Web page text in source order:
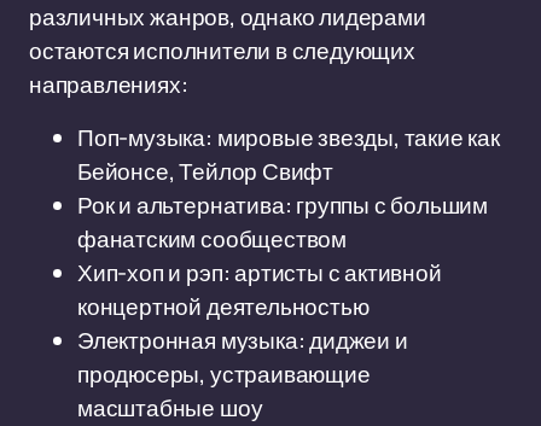
различных жанров, однако лидерами
остаются исполнители в следующих
направлениях:
Поп-музыка: мировые звезды, такие как
Бейонсе, Тейлор Свифт
Рок и альтернатива: группы с большим
фанатским сообществом
Хип-хоп и рэп: артисты с активной
концертной деятельностью
Электронная музыка: диджеи и
продюсеры, устраивающие
масштабные шоу